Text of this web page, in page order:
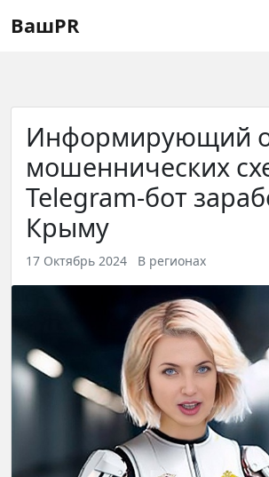
Регистрация
ВашPR
Информирующий
мошеннических
Telegram-бот
Крыму
17 Октябрь 2024 В регионах